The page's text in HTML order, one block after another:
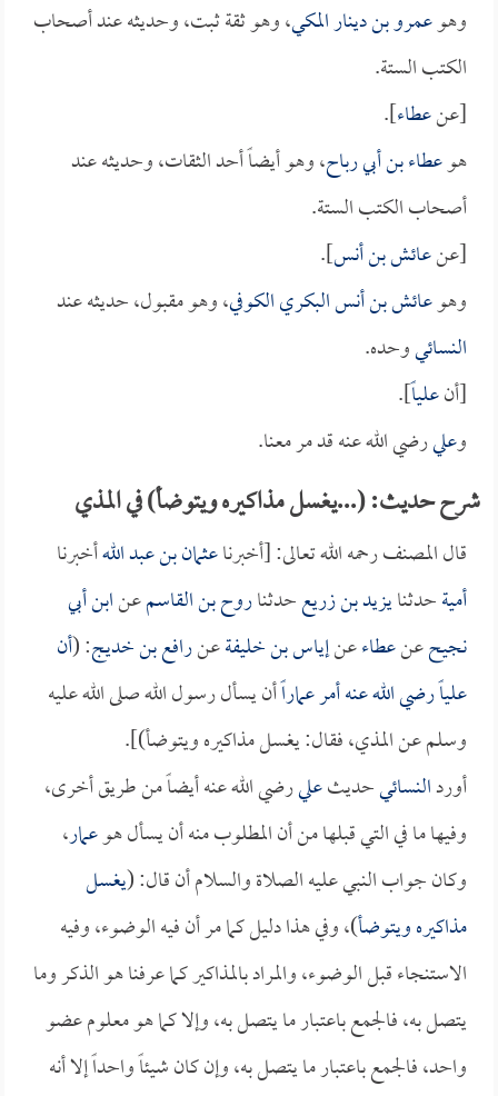
وهوعمرو بن دينار المكي، وهو ثقة ثبت، وحديثه عند أصحاب
الكتب الستة.
[عنعطاء].
هوعطاء بن أبي رباح، وهو أيضاً أحد الثقات، وحديثه عند
أصحاب الكتب الستة.
[عنعائش بن أنس].
وهوعائش بن أنس البكري الكوفي، وهو مقبول، حديثه عند
النسائيوحده.
[أنعلياً].
وعليرضي الله عنه قد مر معنا.
شرح حديث: (...يغسل مذاكيره ويتوضأ) في المذي
قال المصنف رحمه الله تعالى: [أخبرناعثمان بن عبد اللهأخبرنا
أميةحدثنايزيد بن زريعحدثناروح بن القاسمعنابن أبي
نجيحعنعطاءعنإياس بن خليفةعنرافع بن خديج: (أن
علياًرضي الله عنه أمرعماراًأن يسأل رسول الله صلى الله عليه
وسلم عن المذي، فقال: يغسل مذاكيره ويتوضأ)].
أوردالنسائيحديثعليرضي الله عنه أيضاً من طريق أخرى،
وفيها ما في التي قبلها من أن المطلوب منه أن يسأل هوعمار،
وكان جواب النبي عليه الصلاة والسلام أن قال: (يغسل
مذاكيره ويتوضأ)، وفي هذا دليل كما مر أن فيه الوضوء، وفيه
الاستنجاء قبل الوضوء، والمراد بالمذاكير كما عرفنا هو الذكر وما
يتصل به، فالجمع باعتبار ما يتصل به، وإلا كما هو معلوم عضو
واحد، فالجمع باعتبار ما يتصل به، وإن كان شيئاً واحداً إلا أنه